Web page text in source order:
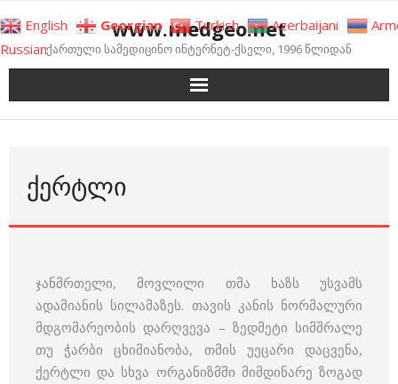
to
content
www.medgeo.net
ქართული სამედიცინო ინტერნეტ-ქსელი, 1996 წლიდან
ᲥᲔᲠᲢᲚᲘ
ჯანმრთელი, მოვლილი თმა ხაზს უსვამს
ადამიანის სილამაზეს. თავის კანის ნორმალური
მდგომარეობის დარღვევა – ზედმეტი სიმშრალე
თუ ჭარბი ცხიმიანობა, თმის უეცარი დაცვენა,
ქერტლი და სხვა ორგანიზმში მიმდინარე ზოგად
English Georgian Turkish Azerbaijani
Russian